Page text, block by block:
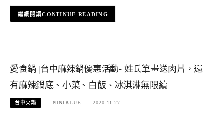
CONTINUE READING
愛食鍋 |台中麻辣鍋優惠活動- 姓氏筆畫送肉片，還
有麻辣鍋底、小菜、白飯、冰淇淋無限續
台中火鍋 NINIBLUE 2020-11-27